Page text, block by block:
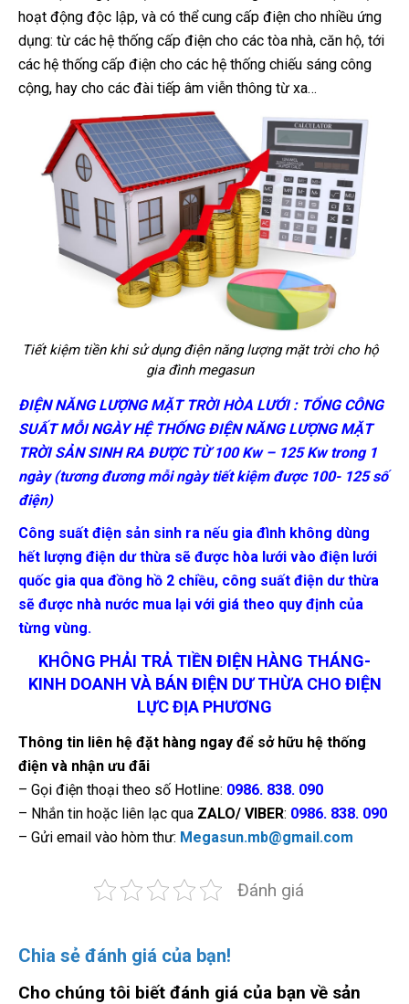
hoạt động độc lập, và có thể cung cấp điện cho nhiều ứng
dụng: từ các hệ thống cấp điện cho các tòa nhà, căn hộ, tới
các hệ thống cấp điện cho các hệ thống chiếu sáng công
cộng, hay cho các đài tiếp âm viễn thông từ xa…
Tiết kiệm tiền khi sử dụng điện năng lượng mặt trời cho hộ
gia đình megasun
ĐIỆN NĂNG LƯỢNG MẶT TRỜI HÒA LƯỚI : TỔNG CÔNG
SUẤT MỖI NGÀY HỆ THỐNG ĐIỆN NĂNG LƯỢNG MẶT
TRỜI SẢN SINH RA ĐƯỢC TỪ 100 Kw – 125 Kw trong 1
ngày (tương đương mỗi ngày tiết kiệm được 100- 125 số
điện)
Công suất điện sản sinh ra nếu gia đình không dùng
hết lượng điện dư thừa sẽ được hòa lưới vào điện lưới
quốc gia qua đồng hồ 2 chiều, công suất điện dư thừa
sẽ được nhà nước mua lại với giá theo quy định của
từng vùng.
KHÔNG PHẢI TRẢ TIỀN ĐIỆN HÀNG THÁNG-
KINH DOANH VÀ BÁN ĐIỆN DƯ THỪA CHO ĐIỆN
LỰC ĐỊA PHƯƠNG
Thông tin liên hệ đặt hàng ngay để sở hữu hệ thống
điện và nhận ưu đãi
– Gọi điện thoại theo số Hotline: 0986. 838. 090
– Nhắn tin hoặc liên lạc qua ZALO/ VIBER: 0986. 838. 090
– Gửi email vào hòm thư: Megasun.mb@gmail.com
Đánh giá
Chia sẻ đánh giá của bạn!
Cho chúng tôi biết đánh giá của bạn về sản